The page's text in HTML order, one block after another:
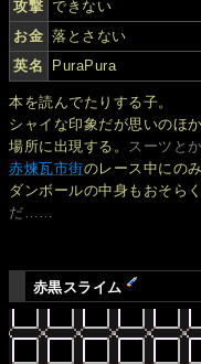
攻撃 できない
お金 落とさない
英名
PuraPura
本を読んでたりする子。
シャイな印象だが思いのほ
場所に出現する。
スーツと
赤煉瓦市街のレース中にの
ダンボールの中身もおそら
だ……
赤黒スライム